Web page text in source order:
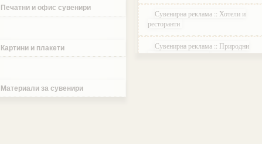
Печатни и офис сувенири
Картини и плакети
Материали за сувенири
Сувенирна реклама :: Хотели и
ресторанти
Сувенирна реклама :: Природни
паркове и Резервати